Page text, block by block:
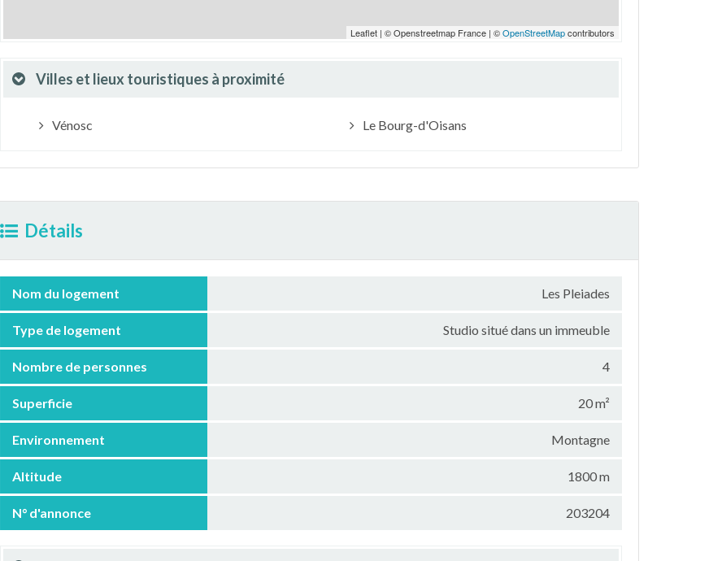
Leaflet | © Openstreetmap France | ©OpenStreetMapcontributors
Villes et lieux touristiques à proximité
Vénosc Le Bourg-d'Oisans
Détails
Nom du logement Les Pleiades
Type de logement Studio situé dans un immeuble
Nombre de personnes 4
Superficie 20 m²
Environnement Montagne
Altitude 1800 m
N° d'annonce 203204